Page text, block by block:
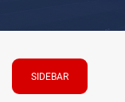
SIDEBAR